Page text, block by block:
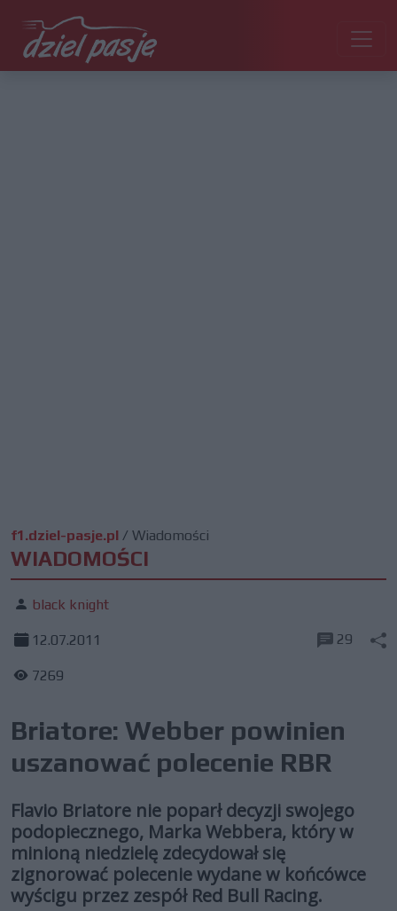
f1.dziel-pasje.pl / Wiadomości
WIADOMOŚCI
black knight
12.07.2011
7269
29
Briatore: Webber powinien
uszanować polecenie RBR
Flavio Briatore nie poparł decyzji swojego
podopiecznego, Marka Webbera, który w
minioną niedzielę zdecydował się
zignorować polecenie wydane w końcówce
wyścigu przez zespół Red Bull Racing.